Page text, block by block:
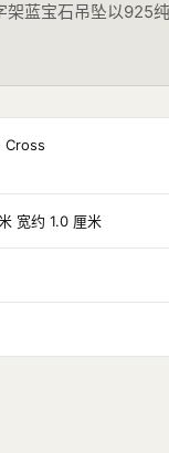
蓝宝石吊坠以925
Cross
宽约 1.0 厘米